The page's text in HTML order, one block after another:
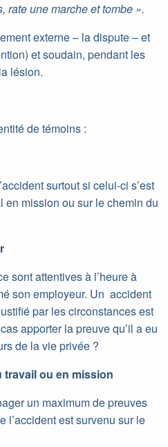
rate une marche et tombe ».
externe – la dispute – et
et soudain, pendant les
lésion.
de témoins :
surtout si celui-ci s’est
mission ou sur le chemin du
sont attentives à l’heure à
son employeur. Un accident
par les circonstances est
apporter la preuve qu’il a eu
de la vie privée ?
ou en mission
un maximum de preuves
l’accident est survenu sur le